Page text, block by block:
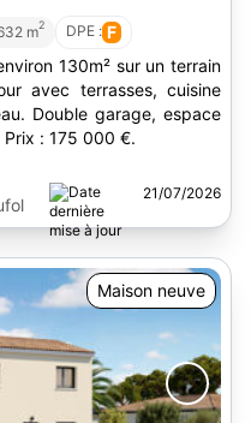
m2 DPE : F
130m² sur un terrain
avec terrasses, cuisine
Double garage, espace
: 175 000 €.
21/07/2026
Maison neuve